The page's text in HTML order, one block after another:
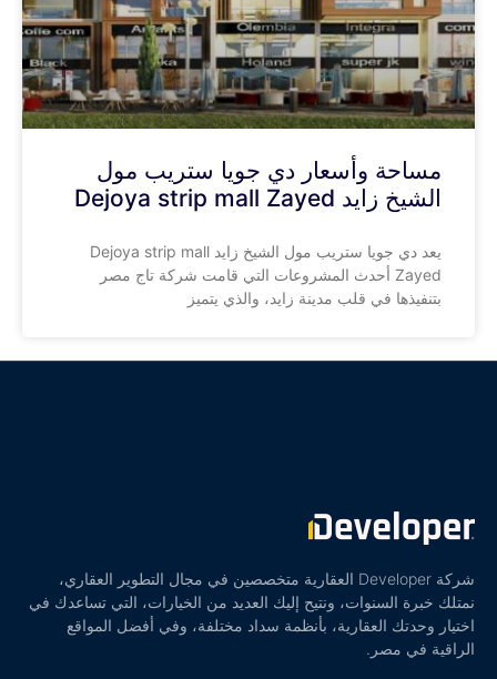
مساحة وأسعار دي جويا ستريب مول
الشيخ زايد Dejoya strip mall Zayed
يعد دي جويا ستريب مول الشيخ زايد Dejoya strip mall
Zayed أحدث المشروعات التي قامت شركة تاج مصر
بتنفيذها في قلب مدينة زايد، والذي يتميز
شركة Developer العقارية متخصصين في مجال التطوير العقاري،
نمتلك خبرة السنوات، ونتيح إليك العديد من الخيارات، التي تساعدك في
اختيار وحدتك العقارية، بأنظمة سداد مختلفة، وفي أفضل المواقع
الراقية في مصر.